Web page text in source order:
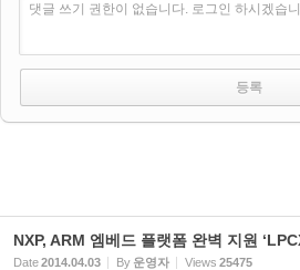
댓글 쓰기 권한이 없습니다. 로그인 하시겠습
NXP, ARM 엠베드 플랫폼 완벽 지원
Date2014.04.03 By 운영자 Views 25475